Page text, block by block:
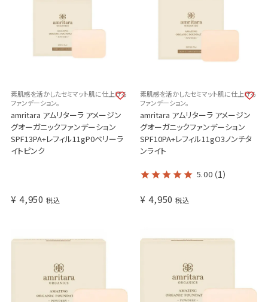
素肌感を活かしたセミマット肌に仕上げる
ファンデーション。
amritara アムリターラ アメージン
グオーガニックファンデーション
SPF13PA+レフィル11gP0ベリーラ
イトピンク
¥ 4,950 税込
素肌感を活かしたセミマット肌に仕上げる
ファンデーション。
amritara アムリターラ アメージン
グオーガニックファンデーション
SPF10PA+レフィル11gO3ノンチタ
ンライト
5.00 （1）
¥ 4,950 税込